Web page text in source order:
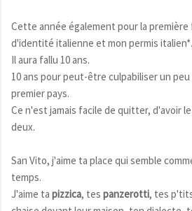
Cette année également pour la
d'identité italienne et mon permis italien*.
Il aura fallu 10 ans.
10 ans pour peut-être culpabiliser un
premier pays.
Ce n'est jamais facile de quitter, d'avoir
deux.
San Vito, j'aime ta place qui semble
temps.
J'aime ta pizzica, tes panzerotti, tes